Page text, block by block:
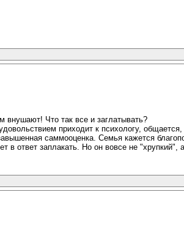
внушают! Что так все и заглатывать?
приходит к психологу, общается,
саммооценка. Семья кажется
ответ заплакать. Но он вовсе не "хрупкий",